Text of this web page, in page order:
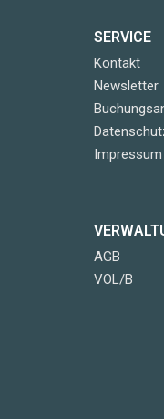
SERVICE
Kontakt
Newsletter
Impressum
AGB
VOL/B